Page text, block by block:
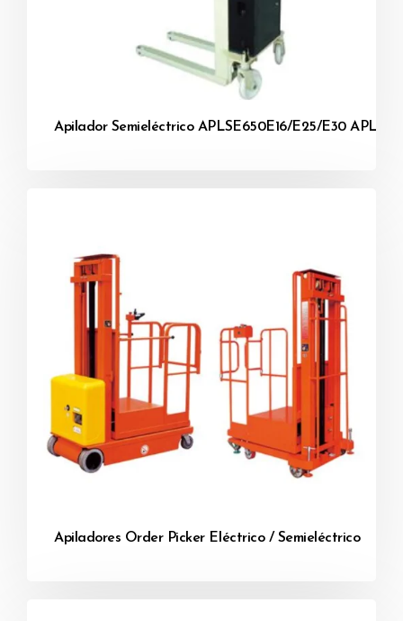
Apilador Semieléctrico APLSE650E16/E25/E30
Apiladores Order Picker Eléctrico / Semieléctrico